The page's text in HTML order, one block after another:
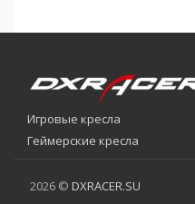
Игровые кресла
Геймерские кресла
2026 © DXRACER.SU